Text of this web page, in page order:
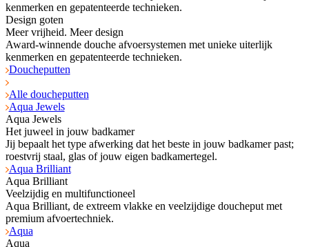
kenmerken en gepatenteerde technieken.
Design goten
Meer vrijheid. Meer design
Award-winnende douche afvoersystemen met unieke uiterlijk
kenmerken en gepatenteerde technieken.
Doucheputten
Alle doucheputten
Aqua Jewels
Aqua Jewels
Het juweel in jouw badkamer
Jij bepaalt het type afwerking dat het beste in jouw badkamer past;
roestvrij staal, glas of jouw eigen badkamertegel.
Aqua Brilliant
Aqua Brilliant
Veelzijdig en multifunctioneel
Aqua Brilliant, de extreem vlakke en veelzijdige doucheput met
premium afvoertechniek.
Aqua
Aqua